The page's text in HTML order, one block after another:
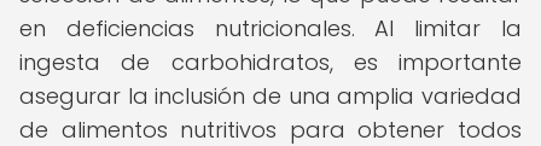
en deficiencias nutricionales. Al limitar la
ingesta de carbohidratos, es importante
asegurar la inclusión de una amplia variedad
de alimentos nutritivos para obtener todos